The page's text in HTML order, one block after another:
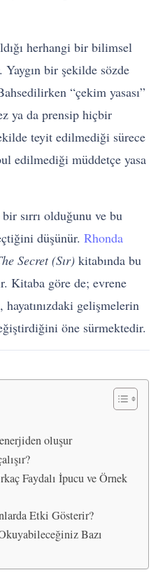
herhangi bir bilimsel
Yaygın bir şekilde sözde
“çekim yasası”
ya da prensip hiçbir
teyit edilmediği sürece
edilmediği müddetçe yasa
sırrı olduğunu ve bu
düşünür.Rhonda
Secret (Sır) kitabında bu
Kitaba göre de; evrene
gelişmelerin
öne sürmektedir.
oluşur
Faydalı İpucu ve Örnek
Etki Gösterir?
Bazı